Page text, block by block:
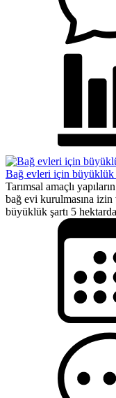
Bağ evleri için büyüklük
Tarımsal amaçlı
bağ evi kurulmasına izin
büyüklük şartı 5